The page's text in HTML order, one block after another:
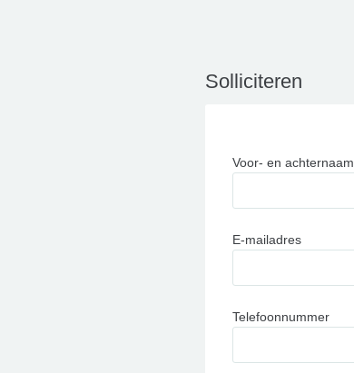
Solliciteren
Voor- en achternaam
E-mailadres
Telefoonnummer